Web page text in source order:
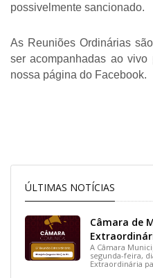
possivelmente sancionado.
As Reuniões Ordinárias
ser acompanhadas ao
nossa página do Facebook.
ÚLTIMAS NOTÍCIAS
Câmara de
A Câmara
segunda-feira,
Extraordinária
projetos de